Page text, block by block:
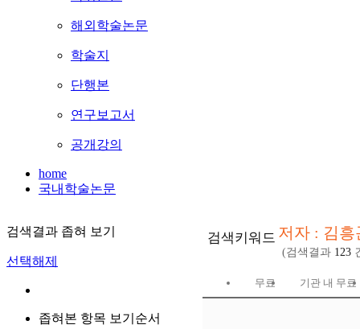
해외학술논문
학술지
단행본
연구보고서
공개강의
home
국내학술논문
검색결과 좁혀 보기
선택해제
좁혀본 항목 보기순서
검색키워드 저자 : 김흥
(검색결과 123
무료 기관 내 무료